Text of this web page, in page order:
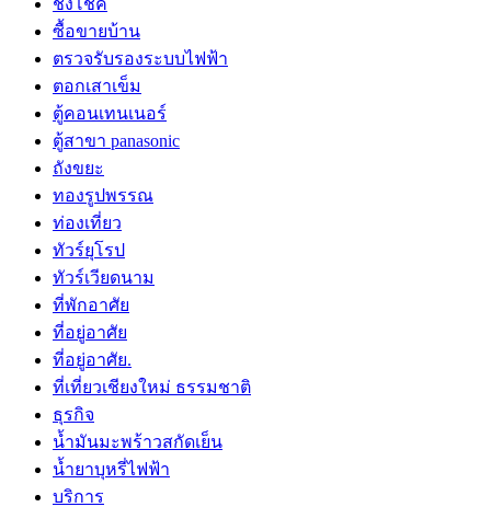
ซื้อขายบ้าน
ตรวจรับรองระบบไฟฟ้า
ตอกเสาเข็ม
ตู้คอนเทนเนอร์
ตู้สาขา panasonic
ถังขยะ
ทองรูปพรรณ
ท่องเที่ยว
ทัวร์ยุโรป
ทัวร์เวียดนาม
ที่พักอาศัย
ที่อยู่อาศัย
ที่อยู่อาศัย.
ที่เที่ยวเชียงใหม่ ธรรมชาติ
ธุรกิจ
น้ำมันมะพร้าวสกัดเย็น
น้ำยาบุหรี่ไฟฟ้า
บริการ